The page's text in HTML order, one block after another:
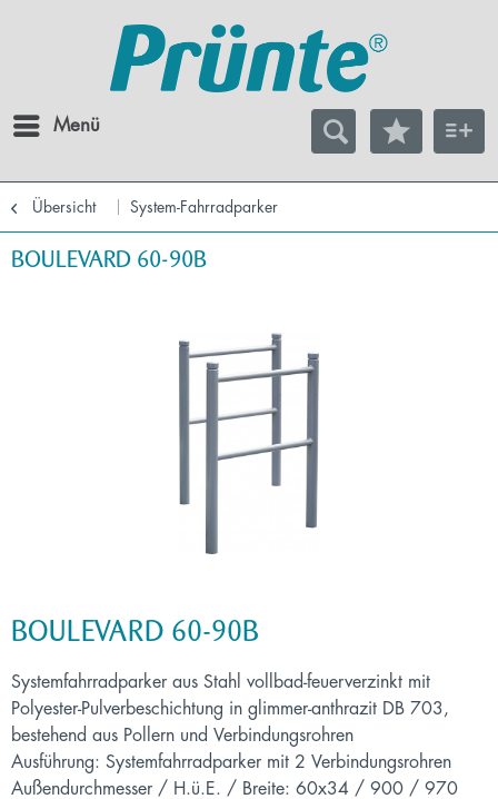
Menü
Übersicht System-Fahrradparker
BOULEVARD 60-90B
BOULEVARD 60-90B
Systemfahrradparker aus Stahl vollbad-feuerverzinkt mit
Polyester-Pulverbeschichtung in glimmer-anthrazit DB 703,
bestehend aus Pollern und Verbindungsrohren
Ausführung: Systemfahrradparker mit 2 Verbindungsrohren
Außendurchmesser / H.ü.E. / Breite: 60x34 / 900 / 970